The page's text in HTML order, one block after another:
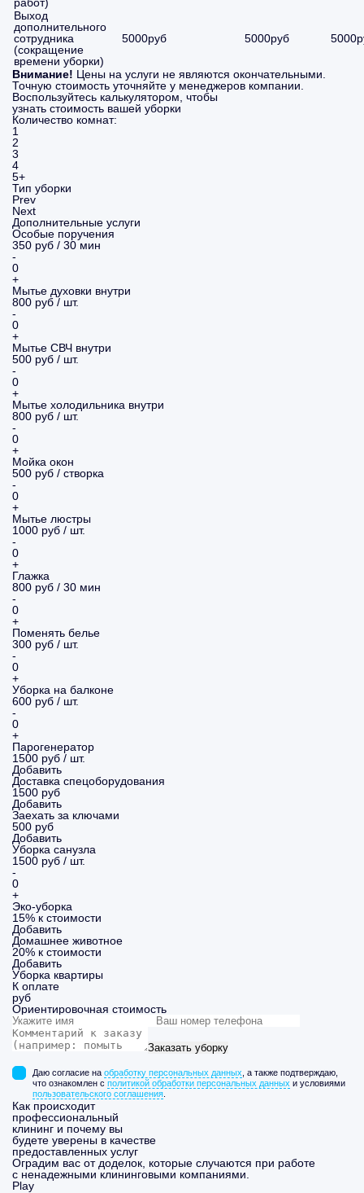
Выход
дополнительного
сотрудника
(сокращение
времени уборки)
5000руб 5000руб
Внимание! Цены на услуги не являются окончательными.
Точную стоимость уточняйте у менеджеров компании.
Воспользуйтесь калькулятором, чтобы
узнать стоимость вашей уборки
Количество комнат:
1
2
3
4
5+
Тип уборки
Prev
Next
Дополнительные услуги
Особые поручения
350 руб / 30 мин
-
0
+
Мытье духовки внутри
800 руб / шт.
-
0
+
Мытье СВЧ внутри
500 руб / шт.
-
0
+
Мытье холодильника внутри
800 руб / шт.
-
0
+
Мойка окон
500 руб / створка
-
0
+
Мытье люстры
1000 руб / шт.
-
0
+
Глажка
800 руб / 30 мин
-
0
+
Поменять белье
300 руб / шт.
-
0
+
Уборка на балконе
600 руб / шт.
-
0
+
Парогенератор
1500 руб / шт.
Добавить
Доставка спецоборудования
1500 руб
Добавить
Заехать за ключами
500 руб
Добавить
Уборка санузла
1500 руб / шт.
-
0
+
Эко-уборка
15% к стоимости
Добавить
Домашнее животное
20% к стоимости
Добавить
Уборка квартиры
К оплате
руб
Ориентировочная стоимость
Заказать уборку
Даю согласие на обработку персональных данных , а также подтверждаю,
что ознакомлен с политикой обработки персональных данных и условиями
пользовательского соглашения
Как происходит
профессиональный
клининг и почему вы
будете уверены в качестве
предоставленных услуг
Оградим вас от доделок, которые случаются при работе
с ненадежными клининговыми компаниями.
Play